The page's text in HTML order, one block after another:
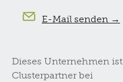
E-Mail senden →
Dieses Unternehmen ist
Clusterpartner bei